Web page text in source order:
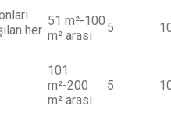
her
51 m²-100
m² arası
5
101
m²-200
m² arası
5